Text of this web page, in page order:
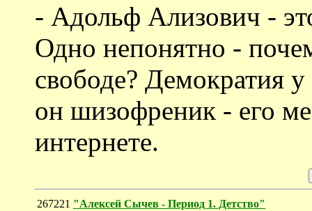
- Адольф Ализович -
Одно непонятно -
свободе? Демократия
он шизофреник - его
интернете.
267221 "Алексей Сычев - Период 1. Детство"